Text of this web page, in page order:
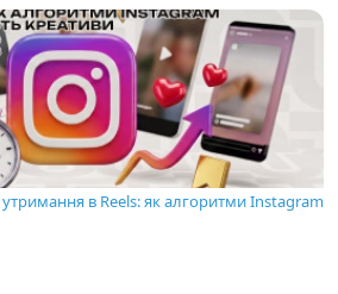
в Reels: як алгоритми Instagram